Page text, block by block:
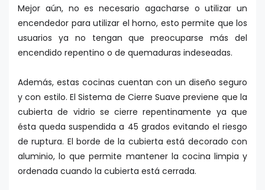
Mejor aún, no es necesario agacharse o utilizar un
encendedor para utilizar el horno, esto permite que los
usuarios ya no tengan que preocuparse más del
encendido repentino o de quemaduras indeseadas.
Además, estas cocinas cuentan con un diseño seguro
y con estilo. El Sistema de Cierre Suave previene que la
cubierta de vidrio se cierre repentinamente ya que
ésta queda suspendida a 45 grados evitando el riesgo
de ruptura. El borde de la cubierta está decorado con
aluminio, lo que permite mantener la cocina limpia y
ordenada cuando la cubierta está cerrada.